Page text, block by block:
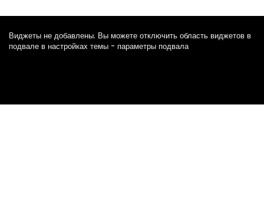
Виджеты не добавлены. Вы можете отключить область виджетов в
подвале в настройках темы - параметры подвала